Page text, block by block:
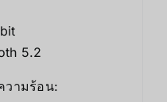
5.2
วามร้อน: